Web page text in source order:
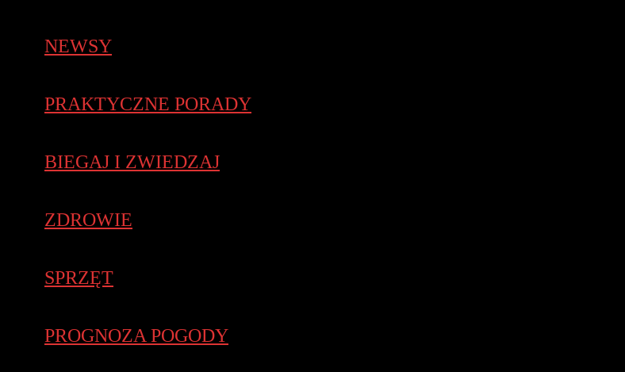
NEWSY
PRAKTYCZNE PORADY
BIEGAJ I ZWIEDZAJ
ZDROWIE
SPRZĘT
PROGNOZA POGODY